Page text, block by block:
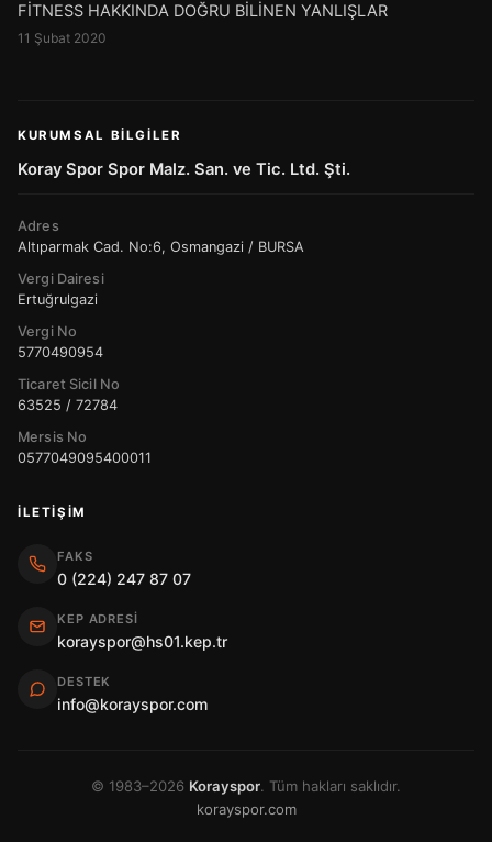
FİTNESS HAKKINDA DOĞRU BİLİNEN YANLIŞLAR
11 Şubat 2020
KURUMSAL BILGILER
Koray Spor Spor Malz. San. ve Tic. Ltd. Şti.
Adres
Altıparmak Cad. No:6, Osmangazi / BURSA
Vergi Dairesi
Ertuğrulgazi
Vergi No
5770490954
Ticaret Sicil No
63525 / 72784
Mersis No
0577049095400011
İLETIŞIM
FAKS
0 (224) 247 87 07
KEP ADRESI
korayspor@hs01.kep.tr
DESTEK
info@korayspor.com
© 1983–2026 Korayspor. Tüm hakları saklıdır.
korayspor.com